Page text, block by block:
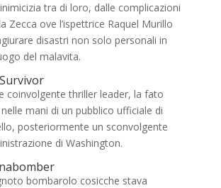
tra di loro, dalle complicazioni
Zecca ove l’ispettrice Raquel Murillo
disastri non solo personali in
del malavita.
coinvolgente thriller leader, la fato
nelle mani di un pubblico ufficiale di
posteriormente un sconvolgente
di Washington.
bombarolo cosicche stava